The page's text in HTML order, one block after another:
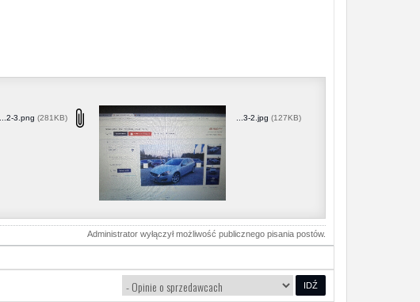
...2-3.png (281KB) ...3-2.jpg (127KB)
Administrator wyłączył możliwość publicznego pisania postów.